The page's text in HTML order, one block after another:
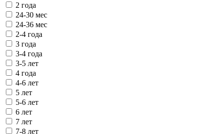
2 года
24-30 мес
24-36 мес
2-4 года
3 года
3-4 года
3-5 лет
4 года
4-6 лет
5 лет
5-6 лет
6 лет
7 лет
7-8 лет